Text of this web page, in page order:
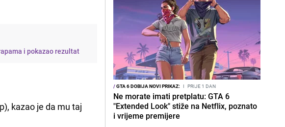
i pokazao rezultat
kazao je da mu taj
/GTA 6 DOBIJA NOVI PRIKAZ: I PRIJE 1 DAN
Ne morate imati pretplatu: GTA 6
"Extended Look" stiže na Netflix, poznato
i vrijeme premijere